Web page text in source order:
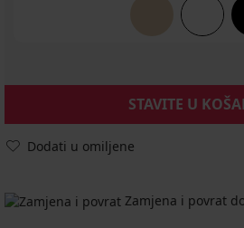
STAVITE U
Dodati u omiljene
Zamjena i povrat